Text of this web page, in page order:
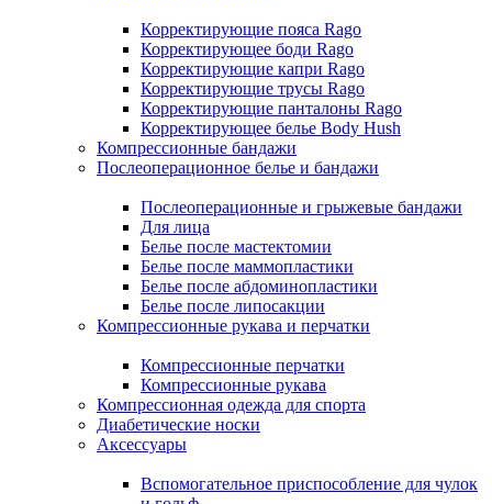
Корректирующие пояса Rago
Корректирующее боди Rago
Корректирующие капри Rago
Корректирующие трусы Rago
Корректирующие панталоны Rago
Корректирующее белье Body Hush
Компрессионные бандажи
Послеоперационное белье и бандажи
Послеоперационные и грыжевые бандажи
Для лица
Белье после мастектомии
Белье после маммопластики
Белье после абдоминопластики
Белье после липосакции
Компрессионные рукава и перчатки
Компрессионные перчатки
Компрессионные рукава
Компрессионная одежда для спорта
Диабетические носки
Аксессуары
Вспомогательное приспособление для чулок